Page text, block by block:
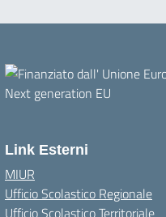
Link Esterni
MIUR
Ufficio Scolastico Regionale
Ufficio Scolastico Territoriale